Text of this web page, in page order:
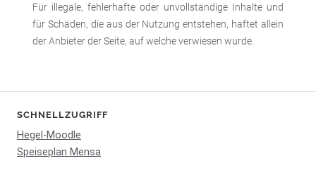
Für illegale, fehlerhafte oder unvollständige Inhalte und
für Schäden, die aus der Nutzung entstehen, haftet allein
der Anbieter der Seite, auf welche verwiesen wurde.
SCHNELLZUGRIFF
Hegel-Moodle
Speiseplan Mensa